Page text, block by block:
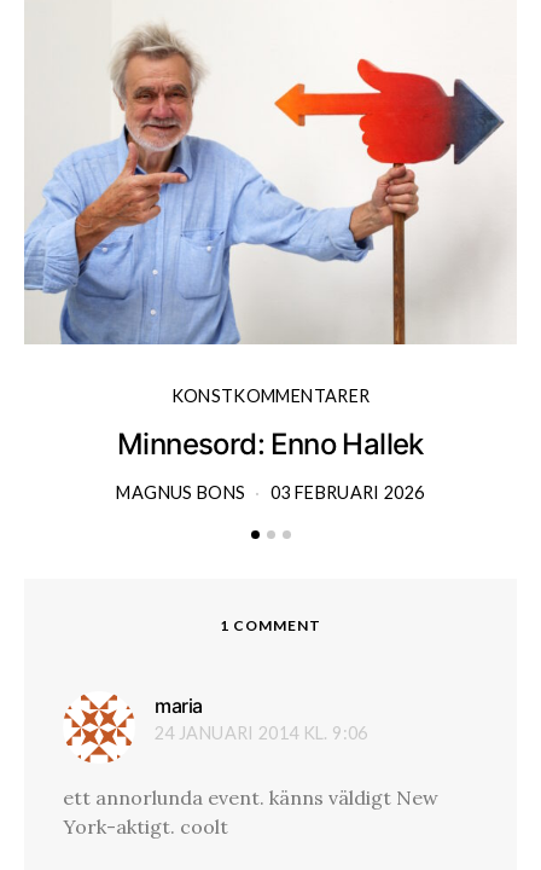
KONSTKOMMENTARER
Minnesord: Enno Hallek
MAGNUS BONS 03 FEBRUARI 2026
1 COMMENT
maria
24 JANUARI 2014 KL. 9:06
ett annorlunda event. känns väldigt New
York-aktigt. coolt